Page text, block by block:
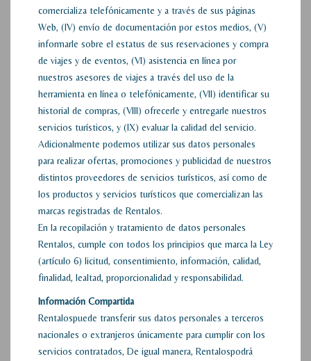
comercializa telefónicamente y a través de sus páginas
Web, (IV) envío de documentación por estos medios, (V)
informarle sobre el estatus de sus reservaciones y compra
de viajes y de eventos, (VI) asistencia en línea por
nuestros asesores de viajes a través del uso de la
herramienta en línea o telefónicamente, (VII) identificar su
historial de compras, (VIII) ofrecerle y entregarle nuestros
servicios turísticos, y (IX) evaluar la calidad del servicio.
Adicionalmente podemos utilizar sus datos personales
para realizar ofertas, promociones y publicidad de nuestros
distintos proveedores de servicios turísticos, así como de
los productos y servicios turísticos que comercializan las
marcas registradas de Rentalos.
En la recopilación y tratamiento de datos personales
Rentalos, cumple con todos los principios que marca la Ley
(artículo 6) licitud, consentimiento, información, calidad,
finalidad, lealtad, proporcionalidad y responsabilidad.
Información Compartida
Rentalospuede transferir sus datos personales a terceros
nacionales o extranjeros únicamente para cumplir con los
servicios contratados, De igual manera, Rentalospodrá